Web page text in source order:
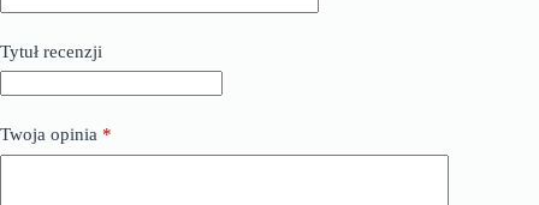
Tytuł recenzji
Twoja opinia *